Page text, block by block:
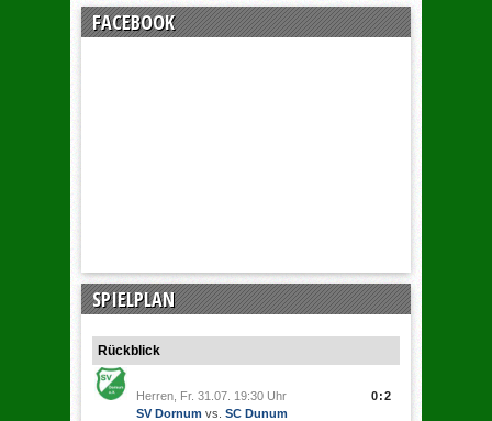
FACEBOOK
SPIELPLAN
Rückblick
Herren, Fr. 31.07. 19:30 Uhr
SV Dornum vs. SC Dunum
0:2